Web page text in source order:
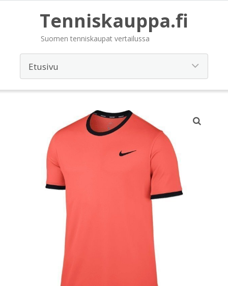
Tenniskauppa.fi
Suomen tenniskaupat vertailussa